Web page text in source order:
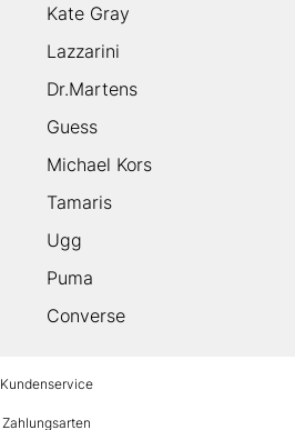
Kate Gray
Lazzarini
Dr.Martens
Guess
Michael Kors
Tamaris
Ugg
Puma
Converse
Kundenservice
Zahlungsarten